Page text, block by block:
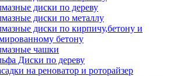
диски по дереву
диски по металлу
диски по кирпичу,бетону и
бетону
чашки
Диски по дереву
на реноватор и роторайзер